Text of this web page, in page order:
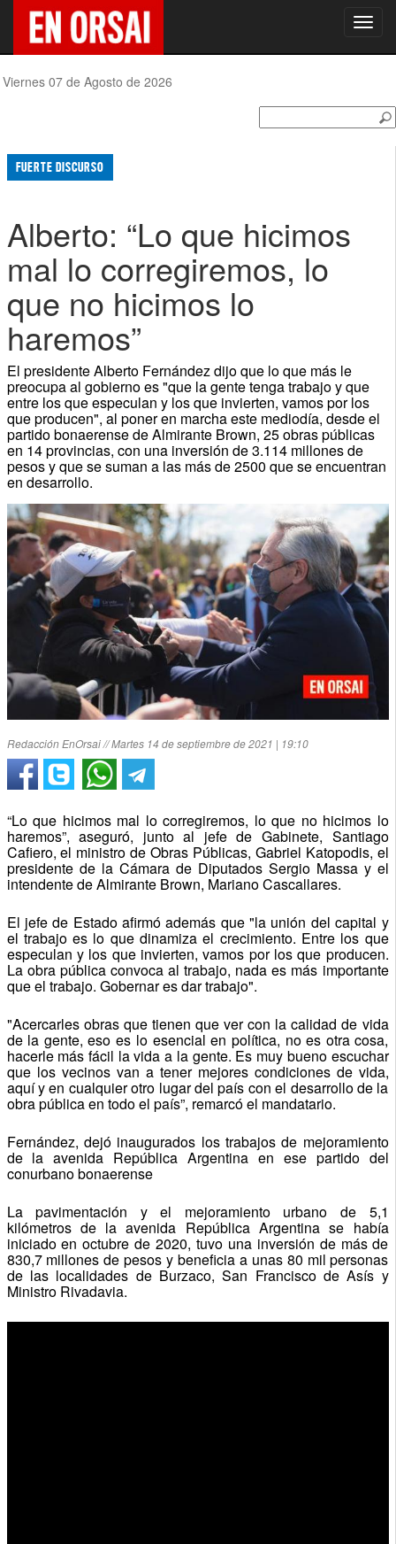
Viernes 07 de Agosto de 2026
FUERTE DISCURSO
Alberto: “Lo que hicimos
mal lo corregiremos, lo
que no hicimos lo
haremos”
El presidente Alberto Fernández dijo que lo que más le
preocupa al gobierno es "que la gente tenga trabajo y que
entre los que especulan y los que invierten, vamos por los
que producen", al poner en marcha este mediodía, desde el
partido bonaerense de Almirante Brown, 25 obras públicas
en 14 provincias, con una inversión de 3.114 millones de
pesos y que se suman a las más de 2500 que se encuentran
en desarrollo.
Redacción EnOrsai // Martes 14 de septiembre de 2021 | 19:10
“Lo que hicimos mal lo corregiremos, lo que no hicimos lo
haremos”, aseguró, junto al jefe de Gabinete, Santiago
Cafiero, el ministro de Obras Públicas, Gabriel Katopodis, el
presidente de la Cámara de Diputados Sergio Massa y el
intendente de Almirante Brown, Mariano Cascallares.
El jefe de Estado afirmó además que "la unión del capital y
el trabajo es lo que dinamiza el crecimiento. Entre los que
especulan y los que invierten, vamos por los que producen.
La obra pública convoca al trabajo, nada es más importante
que el trabajo. Gobernar es dar trabajo".
"Acercarles obras que tienen que ver con la calidad de vida
de la gente, eso es lo esencial en política, no es otra cosa,
hacerle más fácil la vida a la gente. Es muy bueno escuchar
que los vecinos van a tener mejores condiciones de vida,
aquí y en cualquier otro lugar del país con el desarrollo de la
obra pública en todo el país”, remarcó el mandatario.
Fernández, dejó inaugurados los trabajos de mejoramiento
de la avenida República Argentina en ese partido del
conurbano bonaerense
La pavimentación y el mejoramiento urbano de 5,1
kilómetros de la avenida República Argentina se había
iniciado en octubre de 2020, tuvo una inversión de más de
830,7 millones de pesos y beneficia a unas 80 mil personas
de las localidades de Burzaco, San Francisco de Asís y
Ministro Rivadavia.